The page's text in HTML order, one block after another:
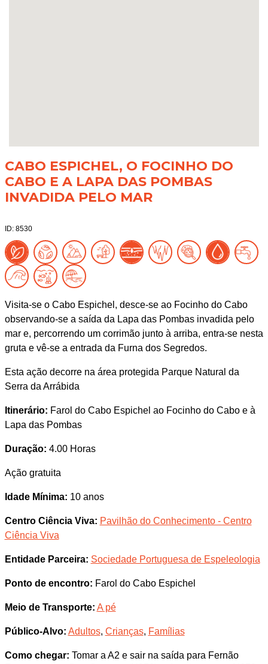
CABO ESPICHEL, O FOCINHO DO
CABO E A LAPA DAS POMBAS
INVADIDA PELO MAR
ID: 8530
Visita-se o Cabo Espichel, desce-se ao Focinho do Cabo
observando-se a saída da Lapa das Pombas invadida pelo
mar e, percorrendo um corrimão junto à arriba, entra-se nesta
gruta e vê-se a entrada da Furna dos Segredos.
Esta ação decorre na área protegida Parque Natural da
Serra da Arrábida
Itinerário: Farol do Cabo Espichel ao Focinho do Cabo e à
Lapa das Pombas
Duração: 4.00 Horas
Ação gratuita
Idade Mínima: 10 anos
Centro Ciência Viva: Pavilhão do Conhecimento - Centro
Ciência Viva
Entidade Parceira: Sociedade Portuguesa de Espeleologia
Ponto de encontro: Farol do Cabo Espichel
Meio de Transporte: A pé
Público-Alvo: Adultos, Crianças, Famílias
Como chegar: Tomar a A2 e sair na saída para Fernão